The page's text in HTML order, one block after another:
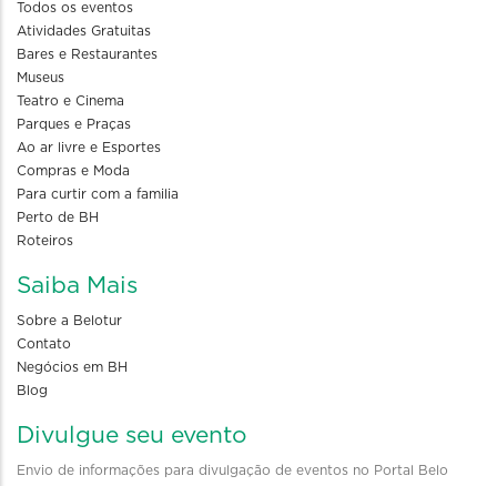
Todos os eventos
Atividades Gratuitas
Bares e Restaurantes
Museus
Teatro e Cinema
Parques e Praças
Ao ar livre e Esportes
Compras e Moda
Para curtir com a familia
Perto de BH
Roteiros
Saiba Mais
Sobre a Belotur
Contato
Negócios em BH
Blog
Divulgue seu evento
Envio de informações para divulgação de eventos no Portal Belo